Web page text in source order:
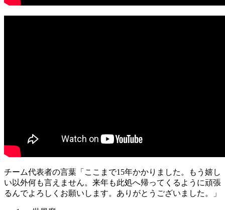
チーム代表者の言葉「ここまで15年かかりました。もう嬉し
い以外何も言えません。来年も此処へ帰ってくるように頑張
るんでよろしくお願いします。ありがとうございました。」